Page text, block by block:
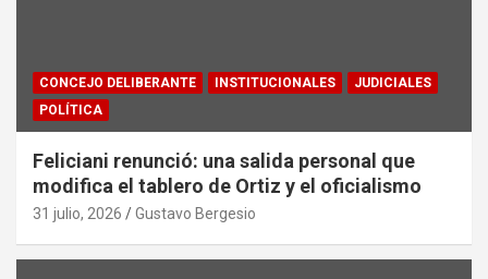
CONCEJO DELIBERANTE INSTITUCIONALES
JUDICIALES
POLÍTICA
Feliciani renunció: una salida personal que
modifica el tablero de Ortiz y el oficialismo
31 julio, 2026 Gustavo Bergesio